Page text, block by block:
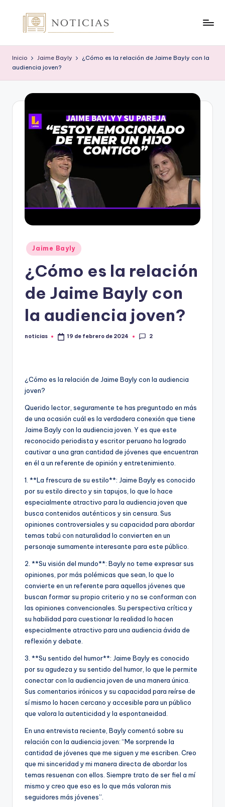
contenido
o
t
Inicio Jaime Bayly
¿Cómo es la relación de Jaime Bayly con la
audiencia joven?
Publicado
en
Jaime Bayly
¿Cómo es la relación
de Jaime Bayly con
la audiencia joven?
Publicado
noticias 19 de febrero de 2024 2
¿Cómo es la relación de Jaime Bayly con la audiencia
joven?
Querido lector, seguramente te has preguntado en más
de una ocasión cuál es la verdadera conexión que tiene
Jaime Bayly con la audiencia joven. Y es que este
reconocido periodista y escritor peruano ha logrado
cautivar a una gran cantidad de jóvenes que encuentran
en él a un referente de opinión y entretenimiento.
1. **La frescura de su estilo**: Jaime Bayly es conocido
por su estilo directo y sin tapujos, lo que lo hace
especialmente atractivo para la audiencia joven que
busca contenidos auténticos y sin censura. Sus
opiniones controversiales y su capacidad para abordar
temas tabú con naturalidad lo convierten en un
personaje sumamente interesante para este público.
2. **Su visión del mundo**: Bayly no teme expresar sus
opiniones, por más polémicas que sean, lo que lo
convierte en un referente para aquellos jóvenes que
buscan formar su propio criterio y no se conforman con
las opiniones convencionales. Su perspectiva crítica y
su habilidad para cuestionar la realidad lo hacen
especialmente atractivo para una audiencia ávida de
reflexión y debate.
3. **Su sentido del humor**: Jaime Bayly es conocido
por su agudeza y su sentido del humor, lo que le permite
conectar con la audiencia joven de una manera única.
Sus comentarios irónicos y su capacidad para reírse de
sí mismo lo hacen cercano y accesible para un público
que valora la autenticidad y la espontaneidad.
En una entrevista reciente, Bayly comentó sobre su
relación con la audiencia joven: “Me sorprende la
cantidad de jóvenes que me siguen y me escriben. Creo
que mi sinceridad y mi manera directa de abordar los
temas resuenan con ellos. Siempre trato de ser fiel a mí
mismo y creo que eso es lo que más valoran mis
seguidores más jóvenes”.